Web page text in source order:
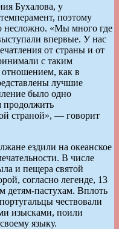
Бухалова, у
поэтому
несложно. «Мы много где
впервые. У нас
от страны и от
с таким
как в
лучшие
было одно
продолжить
страной», — говорит
ездили на океанское
В числе
и пещера святой
согласно легенде, 13
детям-пастухам. Вплоть
чествовали
изысками, поили
языку.